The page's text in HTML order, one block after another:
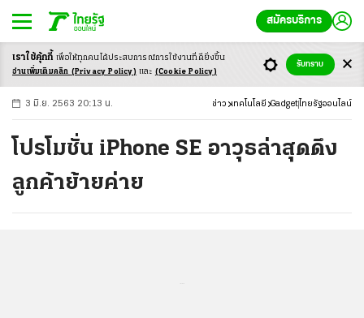
สมัครบริการ
-ก ก ก+
3 มิ.ย. 2563 20:13 น. ข่าว เทคโนโลยี Gadgetไทยรัฐออนไลน์
โปรโมชั่น iPhone SE อาวุธล่าสุดดึง
ลูกค้าย้ายค่าย
เราใช้คุ้กกี้ เพื่อให้ทุกคนได้ประสบการณ์การใช้งานที่ดียิ่งขึ้น
อ่านเพิ่มเติมคลิก (Privacy Policy) และ (Cookie Policy)
รับทราบ